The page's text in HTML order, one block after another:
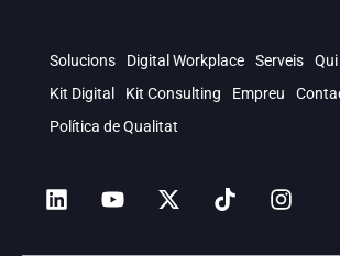
Solucions Digital Workplace Serveis
Kit Digital
Kit Consulting Empreu
Política de Qualitat